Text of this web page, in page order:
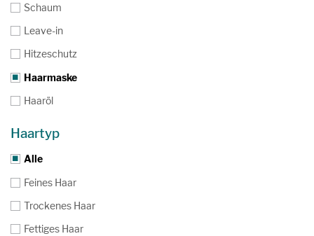
Schaum
Leave-in
Hitzeschutz
Haarmaske
Haaröl
Haartyp
Alle
Feines Haar
Trockenes Haar
Fettiges Haar